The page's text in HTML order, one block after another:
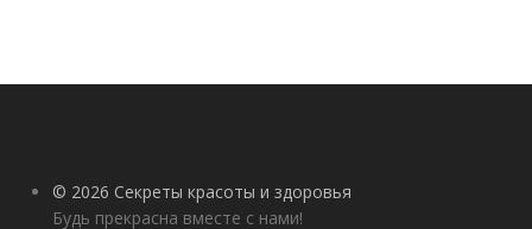
© 2026 Секреты красоты и здоровья
Будь прекрасна вместе с нами!